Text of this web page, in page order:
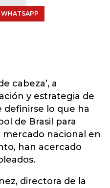
WHATSAPP
cabeza’, a
y estrategia de
definirse lo que ha
de Brasil para
nacional en
han acercado
directora de la